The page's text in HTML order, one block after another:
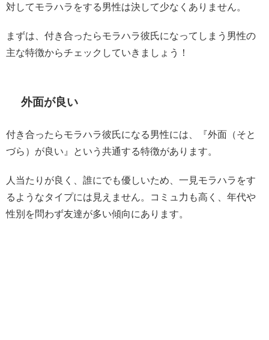
対してモラハラをする男性は決して少なくありません。
まずは、付き合ったらモラハラ彼氏になってしまう男性の
主な特徴からチェックしていきましょう！
外面が良い
付き合ったらモラハラ彼氏になる男性には、『外面（そと
づら）が良い』という共通する特徴があります。
人当たりが良く、誰にでも優しいため、一見モラハラをす
るようなタイプには見えません。コミュ力も高く、年代や
性別を問わず友達が多い傾向にあります。